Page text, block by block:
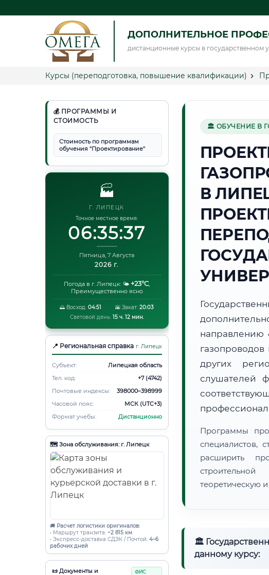
ДОПОЛНИТЕЛЬНОЕ
дистанционные курсы в государственном
Курсы (переподготовка, повышение квалификации)
💰 ПРОГРАММЫ И
СТОИМОСТЬ
Стоимость по программам
обучения "Проектирование"
🏭
Г. ЛИПЕЦК
Точное местное время:
06:35:38
Пятница, 7 Августа
2026 г.
Погода в г. Липецк: 🌤️ +23°C,
Преимущественно ясно
🌅 Восход: 04:51 🌇 Закат: 20:03
Световой день: 15 ч. 12 мин.
📍 Региональная справка г. Липецк
Субъект:
Липецкая область
Тел. код:
+7 (4742)
Почтовые индексы:
398000–398999
Часовой пояс:
МСК (UTC+3)
Формат учебы:
Дистанционно
🗺️ Зона обслуживания: г. Липецк
🚚 Расчет логистики оригиналов:
• Маршрут транзита: ~2 815 км
• Экспресс-доставка СДЭК / Почтой: 4–6
рабочих дней
📜 Документы и
ФИС
🏛 ОБУЧЕНИЕ В
В
направлению
других
слушателей
Программы
специалистов,
расширить
теоретическую
🏛
данному курсу: